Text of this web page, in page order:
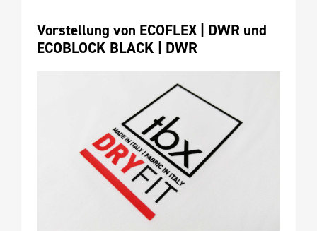
Vorstellung von ECOFLEX | DWR und
ECOBLOCK BLACK | DWR